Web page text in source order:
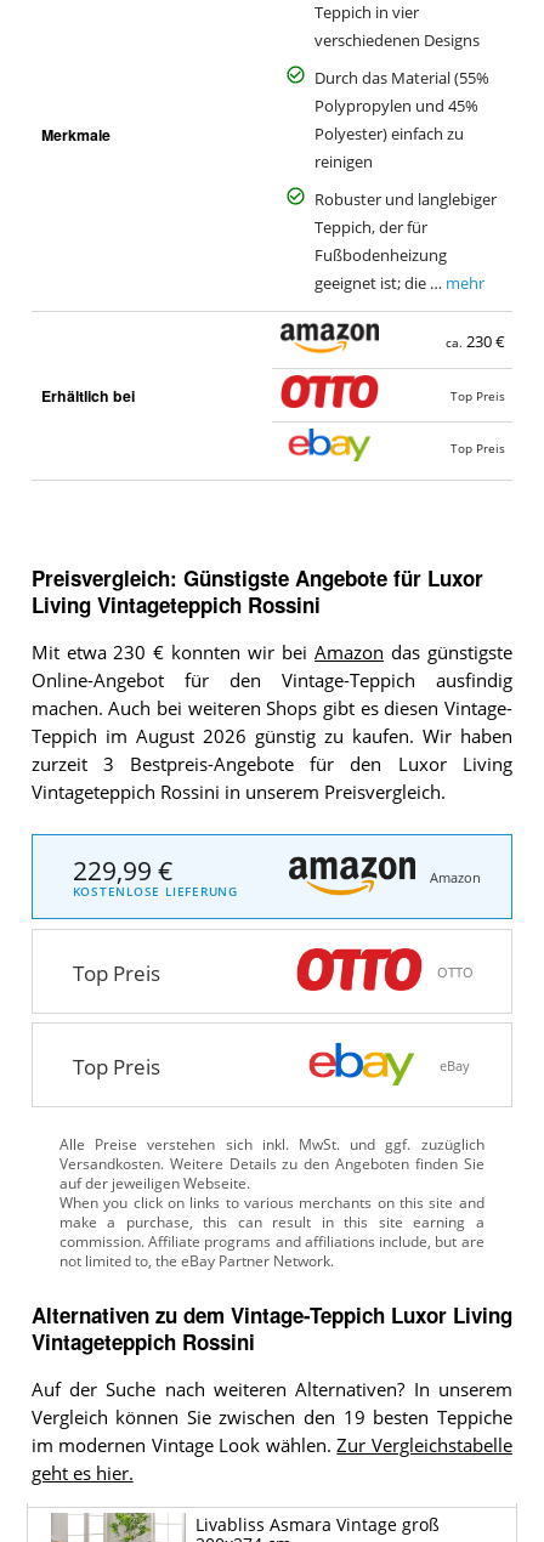
Merkmale
Teppich in vier
verschiedenen Designs
Durch das Material (55%
Polypropylen und 45%
Polyester) einfach zu
reinigen
Robuster und langlebiger
Teppich, der für
Fußbodenheizung
geeignet ist; die … mehr
Erhältlich bei
ca. 230 €
Top Preis
Top Preis
Preisvergleich: Günstigste Angebote für Luxor
Living Vintageteppich Rossini
Mit etwa 230 € konnten wir beiAmazon das günstigste
Online-Angebot für den Vintage-Teppich ausfindig
machen. Auch bei weiteren Shops gibt es diesen Vintage-
Teppich im August 2026 günstig zu kaufen. Wir haben
zurzeit 3 Bestpreis-Angebote für den Luxor Living
Vintageteppich Rossini in unserem Preisvergleich.
229,99 €
KOSTENLOSE LIEFERUNG
Amazon
Top Preis OTTO
Top Preis eBay
Alle Preise verstehen sich inkl. MwSt. und ggf. zuzüglich
Versandkosten. Weitere Details zu den Angeboten finden Sie
auf der jeweiligen Webseite.
Alternativen zu dem Vintage-Teppich Luxor Living
Vintageteppich Rossini
Auf der Suche nach weiteren Alternativen? In unserem
Vergleich können Sie zwischen den 19 besten Teppiche
im modernen Vintage Look wählen.Zur Vergleichstabelle
geht es hier.
Livabliss Asmara Vintage groß